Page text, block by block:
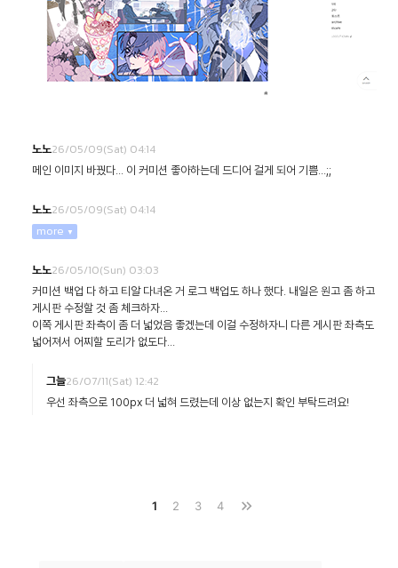
노노26/05/09(Sat) 04:14
메인 이미지 바꿨다... 이 커미션 좋아하는데 드디어 걸게 되어 기쁨...;;
노노26/05/09(Sat) 04:14
more
노노26/05/10(Sun) 03:03
커미션 백업 다 하고 티알 다녀온 거 로그 백업도 하나 했다. 내일은 원고 좀 하고
게시판 수정할 것 좀 체크하자...
이쪽 게시판 좌측이 좀 더 넓었음 좋겠는데 이걸 수정하자니 다른 게시판 좌측도
넓어져서 어찌할 도리가 없도다...
그늘26/07/11(Sat) 12:42
우선 좌측으로 100px 더 넓혀 드렸는데 이상 없는지 확인 부탁드려요!
1 2 3 4 keyboard_double_arrow_right